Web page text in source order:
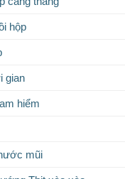
hộp
gian
hiểm
mũi